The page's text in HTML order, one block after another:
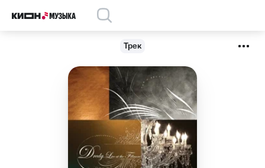
Трек